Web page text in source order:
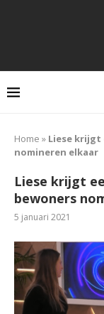
Home » Liese krijgt
nomineren elkaar
Liese krijgt
bewoners
5 januari 2021